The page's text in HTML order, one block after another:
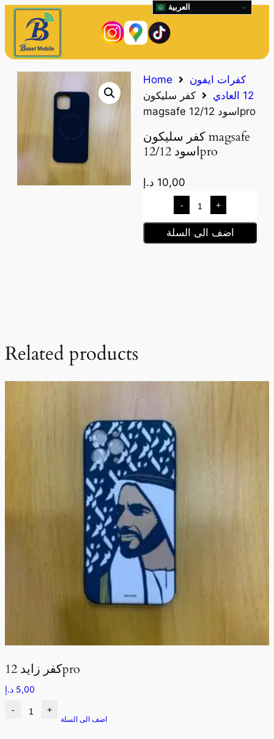
Home
كفرات ايفون
12 العادي
كفر سليكون
magsafe اسود 12/12pro
كفر سليكون magsafe
اسود 12/12pro
10,00 د.إ
- +
اضف الى السلة
Related products
كفر زايد 12pro
5,00 د.إ
- +
اضف الى السلة
العربية